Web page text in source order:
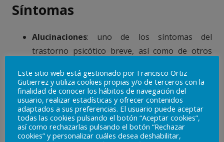
Síntomas
Alucinaciones: uno de los síntomas del
trastorno psicótico breve, así como de otros
alucinaciones. Las alucinaciones son una
percepción que se produce sin que haya un
estímulo que lo ocasione. Así, puede haber
alucinaciones de los cinco tipos de sentidos que
tenemos. Éstas serían: alucinaciones visuales,
Este sitio web está gestionado por Francisco Ortiz
Gutierrez y utiliza cookies propias y/o de terceros con la
finalidad de conocer los hábitos de navegación del
usuario, realizar estadísticas y ofrecer contenidos
adaptados a sus preferencias. El usuario puede aceptar
todas las cookies pulsando el botón “Aceptar cookies”,
así como rechazarlas pulsando el botón “Rechazar
cookies” y personalizar cuáles desea deshabilitar,